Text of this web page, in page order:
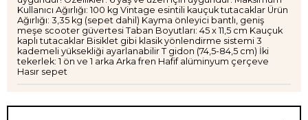
Kullanıcı Ağırlığı: 100 kg Vintage esintili kauçuk tutacaklar Ürün
Ağırlığı: 3,35 kg (sepet dahil) Kayma önleyici bantlı, geniş
meşe scooter güvertesi Taban Boyutları: 45 x 11,5 cm Kauçuk
kaplı tutacaklar Bisiklet gibi klasik yönlendirme sistemi 3
kademeli yüksekliği ayarlanabilir T gidon (74,5-84,5 cm) İki
tekerlek: 1 ön ve 1 arka Arka fren Hafif alüminyum çerçeve
Hasır sepet